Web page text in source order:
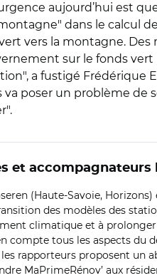
aujourd’hui est
dans le calcul
vers la montagne.
sur le fonds vert
a fustigé Frédérique
va poser un problème
et
(Haute-Savoie,
des modèles des
climatique et à
compte tous les aspects du
rapporteurs proposent un
MaPrimeRénov’ aux